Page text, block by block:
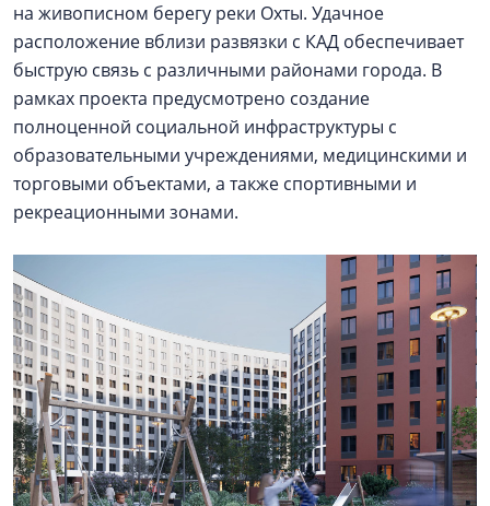
на живописном берегу реки Охты. Удачное
расположение вблизи развязки с КАД обеспечивает
быструю связь с различными районами города. В
рамках проекта предусмотрено создание
полноценной социальной инфраструктуры с
образовательными учреждениями, медицинскими и
торговыми объектами, а также спортивными и
рекреационными зонами.